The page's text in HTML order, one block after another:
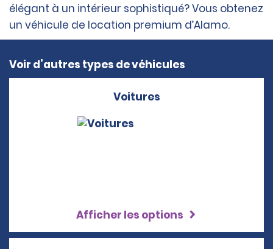
élégant à un intérieur sophistiqué? Vous obtenez
un véhicule de location premium d’Alamo.
Voir d’autres types de véhicules
Voitures
Afficher les options